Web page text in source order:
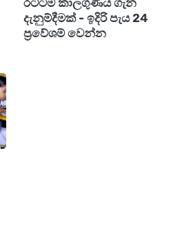
රටටම කාලගුණය ගැන
දැනුම්දීමක් - ඉදිරි පැය 24
ප්‍රවේශම් වෙන්න